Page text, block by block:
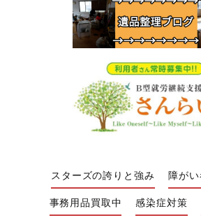
スターズの誇りと強み 障が
事務用品買取中 感染症対策